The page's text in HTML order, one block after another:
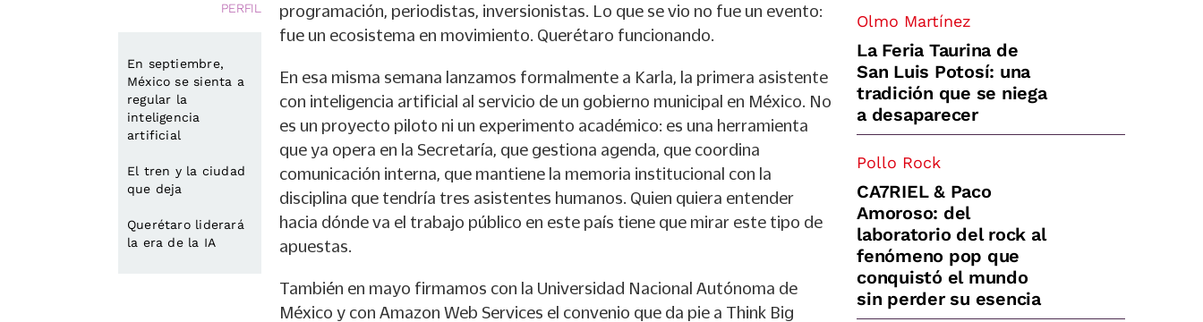
PERFIL
En septiembre,
México se sienta a
regular la
inteligencia
artificial
El tren y la ciudad
que deja
Querétaro liderará
la era de la IA
programación, periodistas, inversionistas. Lo que se vio no fue un evento:
fue un ecosistema en movimiento. Querétaro funcionando.
En esa misma semana lanzamos formalmente a Karla, la primera asistente
con inteligencia artificial al servicio de un gobierno municipal en México. No
es un proyecto piloto ni un experimento académico: es una herramienta
que ya opera en la Secretaría, que gestiona agenda, que coordina
comunicación interna, que mantiene la memoria institucional con la
disciplina que tendría tres asistentes humanos. Quien quiera entender
hacia dónde va el trabajo público en este país tiene que mirar este tipo de
apuestas.
También en mayo firmamos con la Universidad Nacional Autónoma de
México y con Amazon Web Services el convenio que da pie a Think Big
Olmo Martínez
La Feria Taurina de
San Luis Potosí: una
tradición que se niega
a desaparecer
Pollo Rock
CA7RIEL & Paco
Amoroso: del
laboratorio del rock al
fenómeno pop que
conquistó el mundo
sin perder su esencia